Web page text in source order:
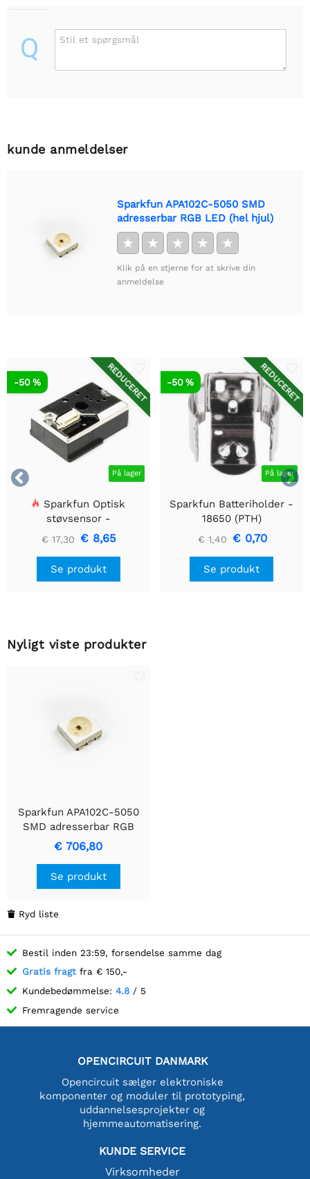
Q Stil et spørgsmål
kunde anmeldelser
Sparkfun APA102C-5050 SMD
adresserbar RGB LED (hel hjul)
★ ★ ★ ★ ★
Klik på en stjerne for at skrive din
anmeldelse


REDUCERET
På lager
-50 %
Sparkfun Optisk
støvsensor -
GP2Y1010AU0F
€ 17,30 € 8,65
Se produkt
REDUCERET
På lager
-50 %
Sparkfun Batteriholder -
18650 (PTH)
€ 1,40 € 0,70
Se produkt
Nyligt viste produkter
Sparkfun APA102C-5050
SMD adresserbar RGB
LED (hel hjul)
€ 706,80
Se produkt
 Ryd liste
Bestil inden 23:59, forsendelse samme dag
Gratis fragt fra € 150,-
Kundebedømmelse: 4.8 / 5
Fremragende service
OPENCIRCUIT DANMARK
Opencircuit sælger elektroniske
komponenter og moduler til prototyping,
uddannelsesprojekter og
hjemmeautomatisering.
KUNDE SERVICE
Virksomheder